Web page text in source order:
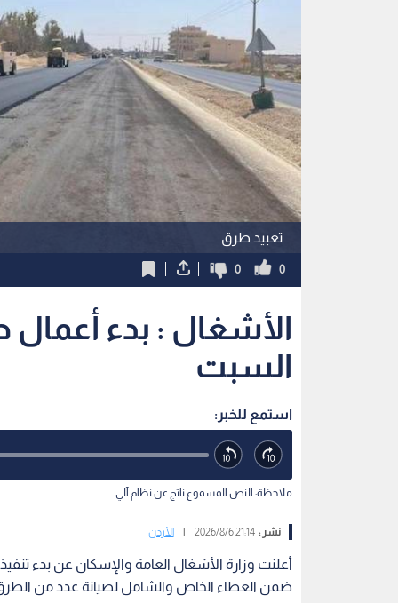
تعبيد طرق
0
0
الأشغال : بدء أعمال
السبت
استمع للخبر:
ملاحظة: النص المسموع ناتج عن نظام آلي
نشر :21:14 2026/8/6 الأردن
أعلنت وزارة الأشغال العامة والإسكان عن بدء
ضمن العطاء الخاص والشامل لصيانة عدد من الطرق